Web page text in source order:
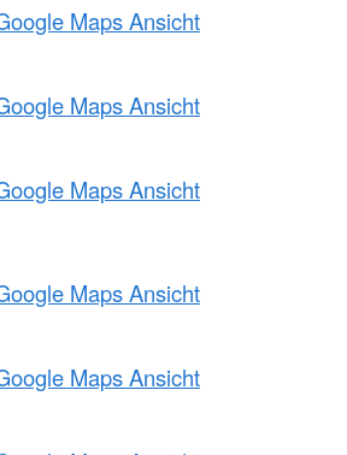
Maps Ansicht
Maps Ansicht
Maps Ansicht
Maps Ansicht
Maps Ansicht